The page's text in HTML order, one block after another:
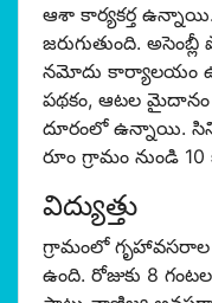
ఆశా కార్యకర్త
జరుగుతుంది.
నమోదు కార్యాలయం
పథకం, ఆటల మైదానం
దూరంలో ఉన్నాయి.
రూం గ్రామం నుండి
విద్యుత్తు
గ్రామంలో గృహావసరాల
ఉంది. రోజుకు 8